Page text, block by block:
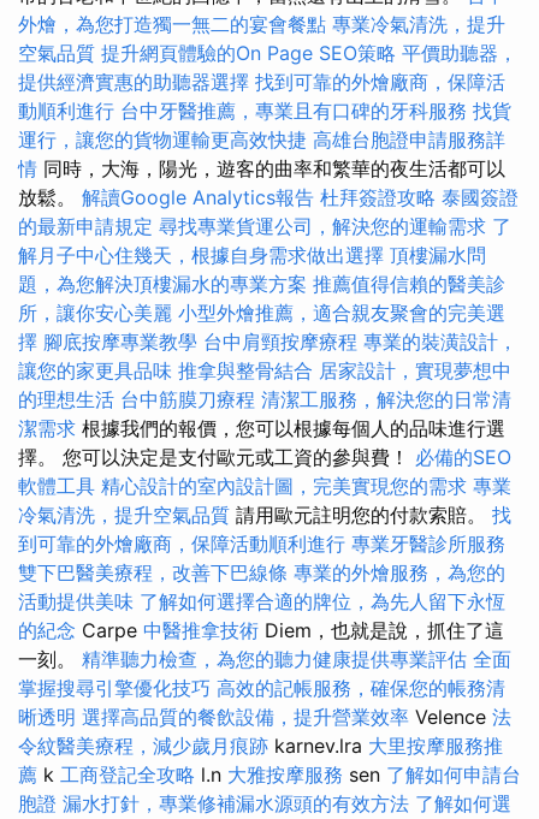
外燴，為您打造獨一無二的宴會餐點 專業冷氣清洗，提升
空氣品質 提升網頁體驗的On Page SEO策略 平價助聽器，
提供經濟實惠的助聽器選擇 找到可靠的外燴廠商，保障活
動順利進行 台中牙醫推薦，專業且有口碑的牙科服務 找貨
運行，讓您的貨物運輸更高效快捷 高雄台胞證申請服務詳
情 同時，大海，陽光，遊客的曲率和繁華的夜生活都可以
放鬆。 解讀Google Analytics報告 杜拜簽證攻略 泰國簽證
的最新申請規定 尋找專業貨運公司，解決您的運輸需求 了
解月子中心住幾天，根據自身需求做出選擇 頂樓漏水問
題，為您解決頂樓漏水的專業方案 推薦值得信賴的醫美診
所，讓你安心美麗 小型外燴推薦，適合親友聚會的完美選
擇 腳底按摩專業教學 台中肩頸按摩療程 專業的裝潢設計，
讓您的家更具品味 推拿與整骨結合 居家設計，實現夢想中
的理想生活 台中筋膜刀療程 清潔工服務，解決您的日常清
潔需求 根據我們的報價，您可以根據每個人的品味進行選
擇。 您可以決定是支付歐元或工資的參與費！ 必備的SEO
軟體工具 精心設計的室內設計圖，完美實現您的需求 專業
冷氣清洗，提升空氣品質 請用歐元註明您的付款索賠。 找
到可靠的外燴廠商，保障活動順利進行 專業牙醫診所服務
雙下巴醫美療程，改善下巴線條 專業的外燴服務，為您的
活動提供美味 了解如何選擇合適的牌位，為先人留下永恆
的紀念 Carpe 中醫推拿技術 Diem，也就是說，抓住了這
一刻。 精準聽力檢查，為您的聽力健康提供專業評估 全面
掌握搜尋引擎優化技巧 高效的記帳服務，確保您的帳務清
晰透明 選擇高品質的餐飲設備，提升營業效率 Velence 法
令紋醫美療程，減少歲月痕跡 karnev.lra 大里按摩服務推
薦 k 工商登記全攻略 l.n 大雅按摩服務 sen 了解如何申請台
胞證 漏水打針，專業修補漏水源頭的有效方法 了解如何選